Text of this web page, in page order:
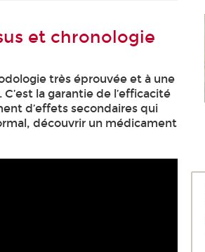
et chronologie
très éprouvée et à une
la garantie de l’efficacité
d’effets secondaires qui
découvrir un médicament